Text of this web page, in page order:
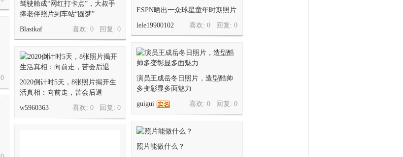
驾驶舱成“网红打卡点”，大叔手
捧老伴照片到车站“圆梦”
喜欢: 0 回复: 0
Blastkaf
ESPN晒出一众球星童年时期照片
喜欢: 0 回复: 0
lele19900102
0
演员王成岳冬日照片，造型酷帅
多变彰显多面魅力
喜欢: 0 回复: 0
guigui
2020倒计时5天，8张照片揭开生
活真相：向前走，苦会后退
喜欢: 0 回复: 0
w5960363
照片能做什么？